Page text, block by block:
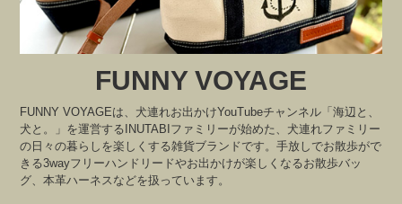
FUNNY VOYAGE
FUNNY VOYAGEは、犬連れお出かけYouTubeチャンネル「海辺と、
犬と。」を運営するINUTABIファミリーが始めた、犬連れファミリー
の日々の暮らしを楽しくする雑貨ブランドです。手放しでお散歩がで
きる3wayフリーハンドリードやお出かけが楽しくなるお散歩バッ
グ、本革ハーネスなどを扱っています。